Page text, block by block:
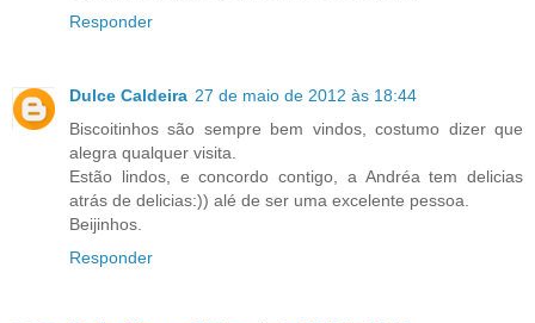
Responder
Dulce Caldeira 27 de maio de 2012 às 18:44
Biscoitinhos são sempre bem vindos, costumo dizer que
alegra qualquer visita.
Estão lindos, e concordo contigo, a Andréa tem delicias
atrás de delicias:)) alé de ser uma excelente pessoa.
Beijinhos.
Responder